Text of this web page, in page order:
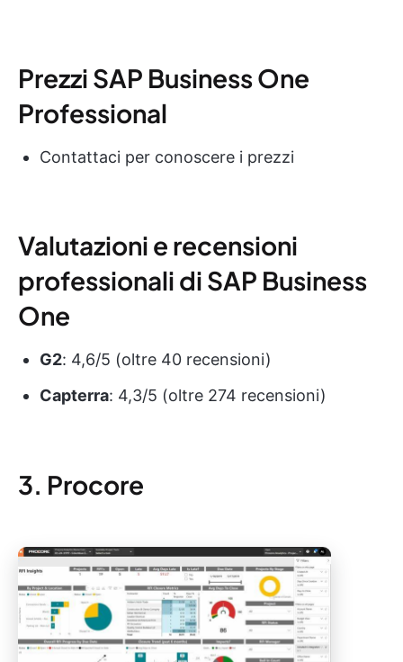
Prezzi SAP Business One
Professional
Contattaci per conoscere i prezzi
Valutazioni e recensioni
professionali di SAP Business
One
G2: 4,6/5 (oltre 40 recensioni)
Capterra: 4,3/5 (oltre 274 recensioni)
3. Procore